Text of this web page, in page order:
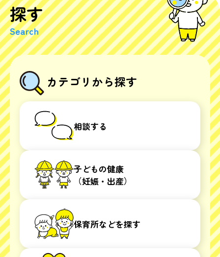
探す
Search
カテゴリから探す
相談する
子どもの健康
（妊娠・出産）
保育所などを探す